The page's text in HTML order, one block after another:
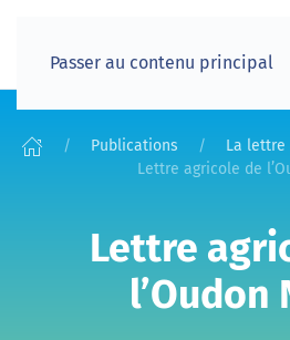
Passer au contenu principal
Publications
La lettre
Lettre agricole de
Lettre
l’Oudon